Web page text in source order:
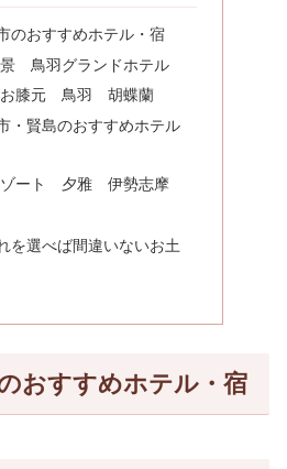
おすすめホテル・宿
鳥羽グランドホテル
お膝元 鳥羽 胡蝶蘭
賢島のおすすめホテル
ゾート 夕雅 伊勢志摩
を選べば間違いないお土
おすすめホテル・宿